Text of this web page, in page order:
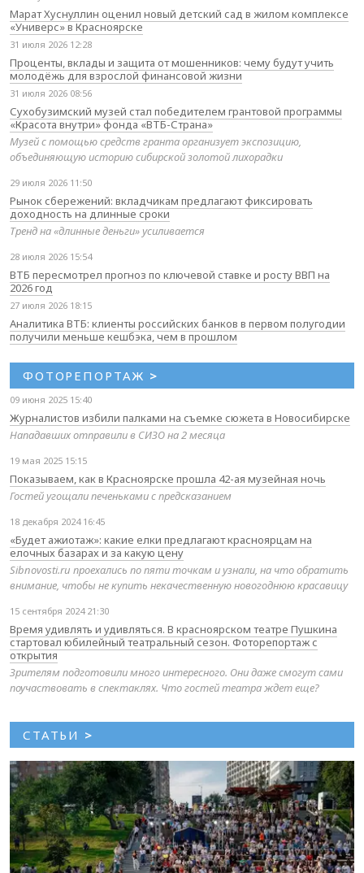
Марат Хуснуллин оценил новый детский сад в жилом комплексе
«Универс» в Красноярске
31 июля 2026 12:28
Проценты, вклады и защита от мошенников: чему будут учить
молодёжь для взрослой финансовой жизни
31 июля 2026 08:56
Сухобузимский музей стал победителем грантовой программы
«Красота внутри» фонда «ВТБ-Страна»
Музей с помощью средств гранта организует экспозицию,
объединяющую историю сибирской золотой лихорадки
29 июля 2026 11:50
Рынок сбережений: вкладчикам предлагают фиксировать
доходность на длинные сроки
Тренд на «длинные деньги» усиливается
28 июля 2026 15:54
ВТБ пересмотрел прогноз по ключевой ставке и росту ВВП на
2026 год
27 июля 2026 18:15
Аналитика ВТБ: клиенты российских банков в первом полугодии
получили меньше кешбэка, чем в прошлом
ФОТОРЕПОРТАЖ >
09 июня 2025 15:40
Журналистов избили палками на съемке сюжета в Новосибирске
Нападавших отправили в СИЗО на 2 месяца
19 мая 2025 15:15
Показываем, как в Красноярске прошла 42-ая музейная ночь
Гостей угощали печеньками с предсказанием
18 декабря 2024 16:45
«Будет ажиотаж»: какие елки предлагают красноярцам на
елочных базарах и за какую цену
Sibnovosti.ru проехались по пяти точкам и узнали, на что обратить
внимание, чтобы не купить некачественную новогоднюю красавицу
15 сентября 2024 21:30
Время удивлять и удивляться. В красноярском театре Пушкина
стартовал юбилейный театральный сезон. Фоторепортаж с
открытия
Зрителям подготовили много интересного. Они даже смогут сами
поучаствовать в спектаклях. Что гостей театра ждет еще?
СТАТЬИ >